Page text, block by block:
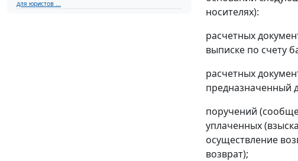
для юристов ...
носителях):
расчетных
выписке по счету
расчетных
предназначенный
поручений
уплаченных
осуществление
возврат);